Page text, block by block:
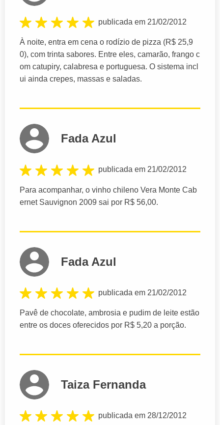
publicada em 21/02/2012
À noite, entra em cena o rodízio de pizza (R$ 25,9
0), com trinta sabores. Entre eles, camarão, frango c
om catupiry, calabresa e portuguesa. O sistema incl
ui ainda crepes, massas e saladas.
Fada Azul
publicada em 21/02/2012
Para acompanhar, o vinho chileno Vera Monte Cab
ernet Sauvignon 2009 sai por R$ 56,00.
Fada Azul
publicada em 21/02/2012
Pavê de chocolate, ambrosia e pudim de leite estão
entre os doces oferecidos por R$ 5,20 a porção.
Taiza Fernanda
publicada em 28/12/2012